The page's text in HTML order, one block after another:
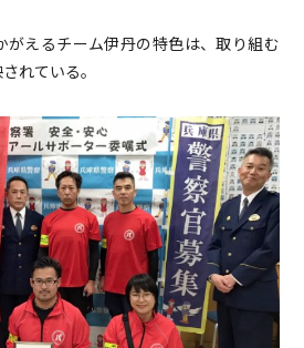
がえるチーム伊丹の特色は、取り組む
れている。